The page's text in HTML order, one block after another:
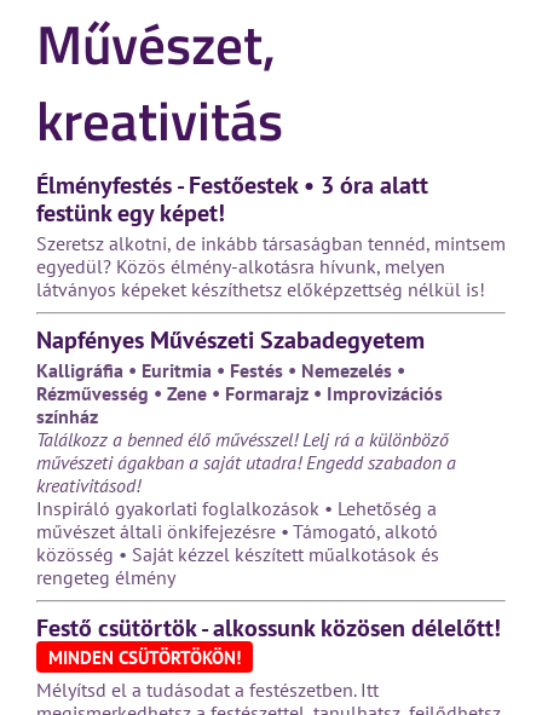
Művészet,
kreativitás
Élményfestés - Festőestek • 3 óra alatt
festünk egy képet!
Szeretsz alkotni, de inkább társaságban tennéd, mintsem
egyedül? Közös élmény-alkotásra hívunk, melyen
látványos képeket készíthetsz előképzettség nélkül is!
Napfényes Művészeti Szabadegyetem
Kalligráfia • Euritmia • Festés • Nemezelés •
Rézművesség • Zene • Formarajz • Improvizációs
színház
Találkozz a benned élő művésszel! Lelj rá a különböző
művészeti ágakban a saját utadra! Engedd szabadon a
kreativitásod!
Inspiráló gyakorlati foglalkozások • Lehetőség a
művészet általi önkifejezésre • Támogató, alkotó
közösség • Saját kézzel készített műalkotások és
rengeteg élmény
Festő csütörtök - alkossunk közösen délelőtt!
MINDEN CSÜTÖRTÖKÖN!
Mélyítsd el a tudásodat a festészetben. Itt